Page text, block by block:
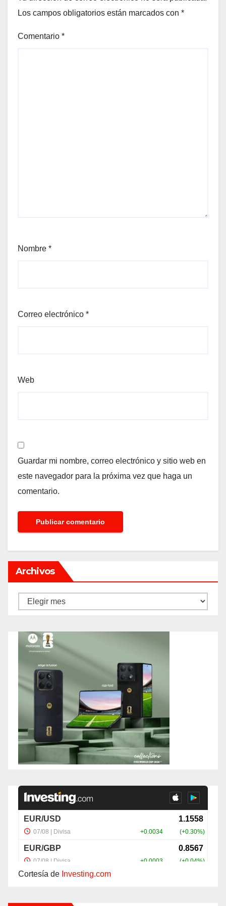
Los campos obligatorios están marcados con *
Comentario *
Nombre *
Correo electrónico *
Web
Guardar mi nombre, correo electrónico y sitio web en
este navegador para la próxima vez que haga un
comentario.
Archivos
Archivos
Cortesía de Investing.com